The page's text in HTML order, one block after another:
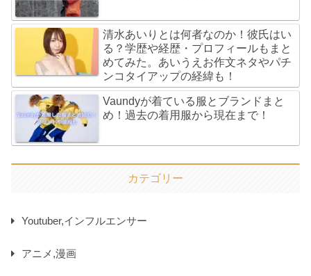
清水あいりとは何者なのか！彼氏はい
る？学歴や経歴・プロフィールもまと
めてみた。あいうえお作文ネタやパチ
ンコタイアップの経緯も！
Vaundyが着ている服とブランドまと
め！過去の着用服から現在まで！
カテゴリー
Youtuber,インフルエンサー
アニメ,漫画